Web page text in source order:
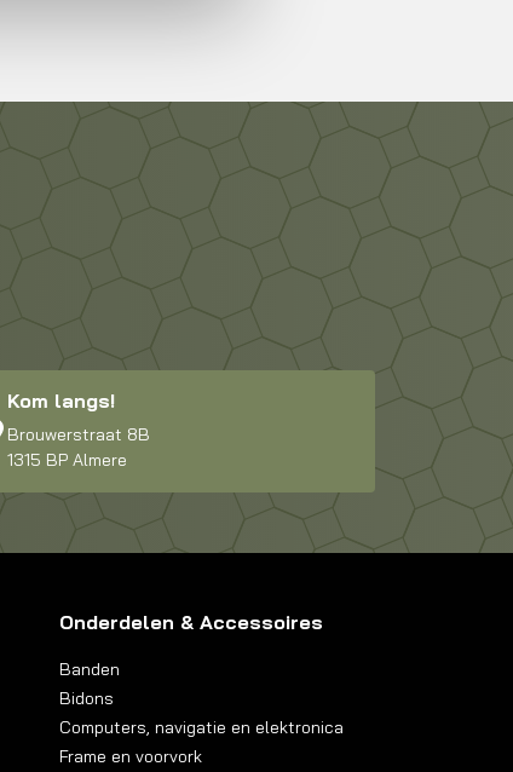
Kom langs!
Brouwerstraat 8B
1315 BP Almere
Onderdelen & Accessoires
Banden
Bidons
Computers, navigatie en elektronica
Frame en voorvork